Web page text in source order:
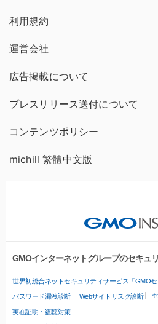
利用規約
運営会社
広告掲載について
プレスリリース送付について
コンテンツポリシー
michill 繁體中文版
GMOインターネットグループのセキュ
世界初総合ネットセキュリティサービス「GMOセ
パスワード漏洩診断 Webサイトリスク診断
実在証明・盗聴対策